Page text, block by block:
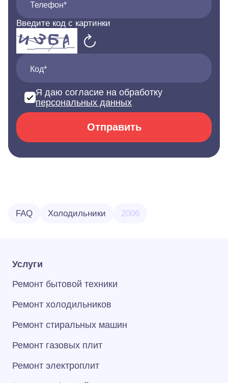
Телефон*
Введите код с картинки
Код*
Я даю согласие на обработку
персональных данных
Отправить
FAQ Холодильники 2006
Услуги
Ремонт бытовой техники
Ремонт холодильников
Ремонт стиральных машин
Ремонт газовых плит
Ремонт электроплит